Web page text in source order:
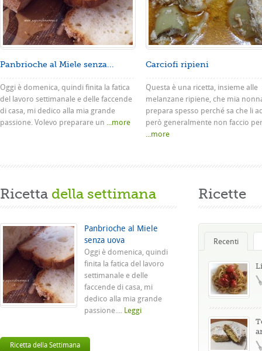
Panbrioche al Miele senza...
Oggi è domenica, quindi finita la fatica
del lavoro settimanale e delle faccende
di casa, mi dedico alla mia grande
passione. Volevo preparare un ...more
Carciofi ripieni
Questa è una ricetta, insieme alle
melanzane ripiene, che mia
prepara spesso perché sa che li
però generalmente non faccio
...more
Ricetta della settimana
Panbrioche al Miele
senza uova
Oggi è domenica, quindi
finita la fatica del lavoro
settimanale e delle
faccende di casa, mi
dedico alla mia grande
passione.... Leggi
Ricetta della Settimana
Ricette
Recenti